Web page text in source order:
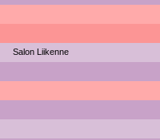
Salon Liikenne